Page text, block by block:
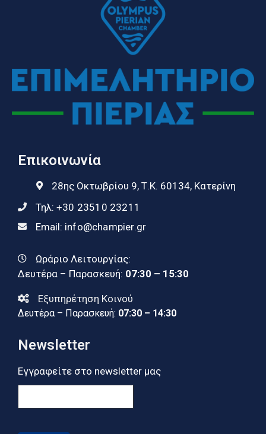
Επικοινωνία
28ης Οκτωβρίου 9, Τ.Κ. 60134, Κατερίνη
Τηλ: +30 23510 23211
Email: info@champier.gr
Ωράριο Λειτουργίας:
Δευτέρα – Παρασκευή: 07:30 – 15:30
Εξυπηρέτηση Κοινού
Δευτέρα – Παρασκευή: 07:30 – 14:30
Newsletter
Εγγραφείτε στο newsletter μας